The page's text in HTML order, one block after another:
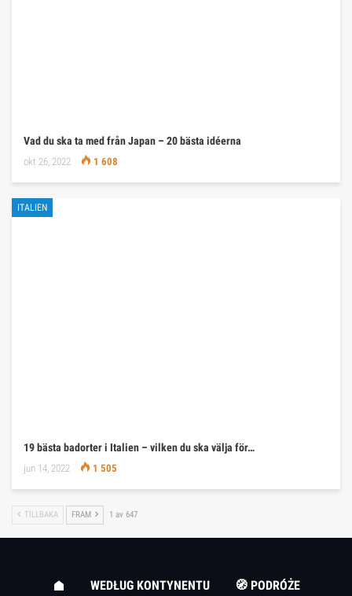
Vad du ska ta med från Japan – 20 bästa idéerna
okt 26, 2022 1 608
ITALIEN
19 bästa badorter i Italien – vilken du ska välja för…
jun 14, 2022 1 505
TILLBAKA FRAM 1 av 647
WEDŁUG KONTYNENTU 🧭 PODRÓŻE